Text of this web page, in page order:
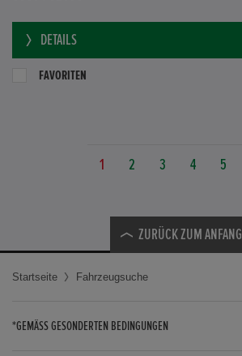
DETAILS
FAVORITEN
1 2 3 4 5
ZURÜCK ZUM ANFANG
Startseite Fahrzeugsuche
*GEMÄSS GESONDERTEN BEDINGUNGEN